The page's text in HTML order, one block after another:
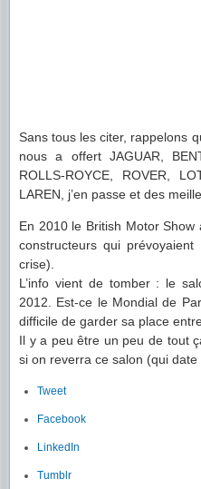
Sans tous les citer, rappelons
nous a offert JAGUAR,
ROLLS-ROYCE, ROVER,
LAREN, j’en passe et des
En 2010 le British Motor
constructeurs qui
crise).
L’info vient de tomber : le
2012. Est-ce le Mondial de
difficile de garder sa place
Il y a peu être un peu de tout
si on reverra ce salon (qui date
Tweet
Facebook
LinkedIn
Tumblr